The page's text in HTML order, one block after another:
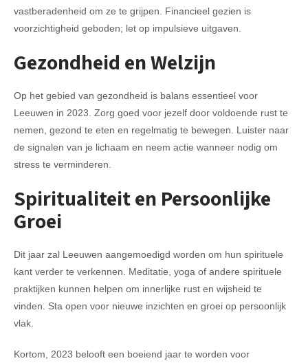
vastberadenheid om ze te grijpen. Financieel gezien is
voorzichtigheid geboden; let op impulsieve uitgaven.
Gezondheid en Welzijn
Op het gebied van gezondheid is balans essentieel voor
Leeuwen in 2023. Zorg goed voor jezelf door voldoende rust te
nemen, gezond te eten en regelmatig te bewegen. Luister naar
de signalen van je lichaam en neem actie wanneer nodig om
stress te verminderen.
Spiritualiteit en Persoonlijke
Groei
Dit jaar zal Leeuwen aangemoedigd worden om hun spirituele
kant verder te verkennen. Meditatie, yoga of andere spirituele
praktijken kunnen helpen om innerlijke rust en wijsheid te
vinden. Sta open voor nieuwe inzichten en groei op persoonlijk
vlak.
Kortom, 2023 belooft een boeiend jaar te worden voor